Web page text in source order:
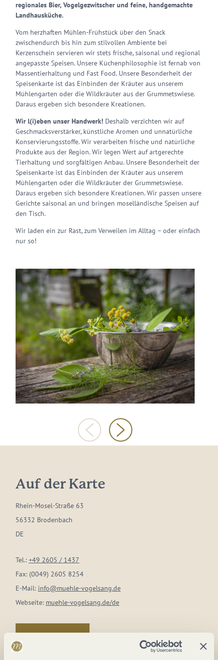
regionales Bier, Vogelgezwitscher und feine, handgemachte
Landhausküche.
Vom herzhaften Mühlen-Frühstück über den Snack
zwischendurch bis hin zum stilvollen Ambiente bei
Kerzenschein servieren wir stets frische, saisonal und regional
angepasste Speisen. Unsere Küchenphilosophie ist fernab von
Massentierhaltung und Fast Food. Unsere Besonderheit der
Speisenkarte ist das Einbinden der Kräuter aus unserem
Mühlengarten oder die Wildkräuter aus der Grummetswiese.
Daraus ergeben sich besondere Kreationen.
Wir l(i)eben unser Handwerk! Deshalb verzichten wir auf
Geschmacksverstärker, künstliche Aromen und unnatürliche
Konservierungsstoffe. Wir verarbeiten frische und natürliche
Produkte aus der Region. Wir legen Wert auf artgerechte
Tierhaltung und sorgfältigen Anbau. Unsere Besonderheit der
Speisenkarte ist das Einbinden der Kräuter aus unserem
Mühlengarten oder die Wildkräuter der Grummetswiese.
Daraus ergeben sich besondere Kreationen. Wir passen unsere
Gerichte saisonal an und bringen moselländische Speisen auf
den Tisch.
Wir laden ein zur Rast, zum Verweilen im Alltag – oder einfach
nur so!
Auf der Karte
Rhein-Mosel-Straße 63
56332 Brodenbach
DE
Tel.: +49 2605 / 1437
Fax: (0049) 2605 8254
E-Mail: info@muehle-vogelsang.de
Webseite: muehle-vogelsang.de/de